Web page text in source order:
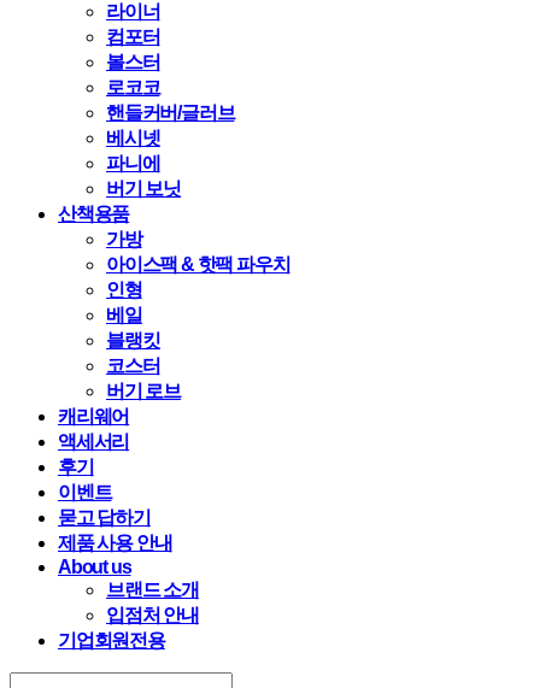
라이너
컴포터
볼스터
로코코
핸들커버/글러브
베시넷
파니에
버기 보닛
산책용품
가방
아이스팩 & 핫팩 파우치
인형
베일
블랭킷
코스터
버기 로브
캐리웨어
액세서리
후기
이벤트
묻고 답하기
제품 사용 안내
About us
브랜드 소개
입점처 안내
기업회원전용